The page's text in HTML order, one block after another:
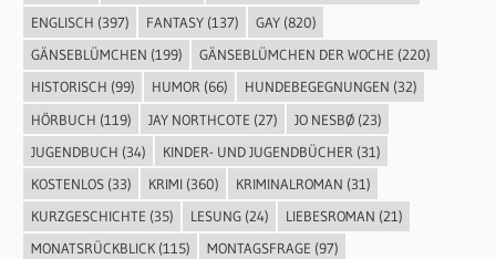
ENGLISCH (397) FANTASY(137) GAY(820)
GÄNSEBLÜMCHEN (199) GÄNSEBLÜMCHEN DER WOCHE (220)
HISTORISCH (99) HUMOR(66) HUNDEBEGEGNUNGEN (32)
HÖRBUCH (119) JAY NORTHCOTE (27) JO NESBØ(23)
JUGENDBUCH (34) KINDER- UND JUGENDBÜCHER (31)
KOSTENLOS(33) KRIMI(360) KRIMINALROMAN (31)
KURZGESCHICHTE (35) LESUNG(24) LIEBESROMAN (21)
MONATSRÜCKBLICK(115) MONTAGSFRAGE (97)